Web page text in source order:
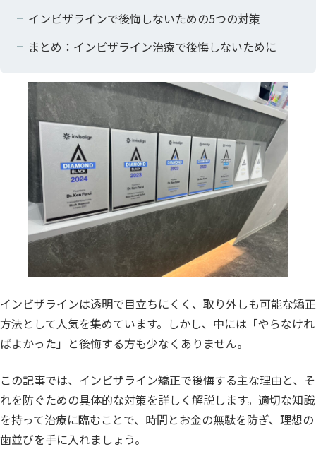
インビザラインで後悔しないための5つの対策
まとめ：インビザライン治療で後悔しないために
インビザラインは透明で目立ちにくく、取り外しも可能な矯正
方法として人気を集めています。しかし、中には「やらなけれ
ばよかった」と後悔する方も少なくありません。
この記事では、インビザライン矯正で後悔する主な理由と、そ
れを防ぐための具体的な対策を詳しく解説します。適切な知識
を持って治療に臨むことで、時間とお金の無駄を防ぎ、理想の
歯並びを手に入れましょう。